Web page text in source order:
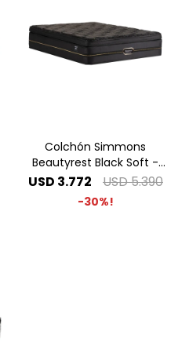
Colchón Simmons
Beautyrest Black Soft -
1.40 x 1.90 2 Plazas
USD 3.772 USD5.390
30